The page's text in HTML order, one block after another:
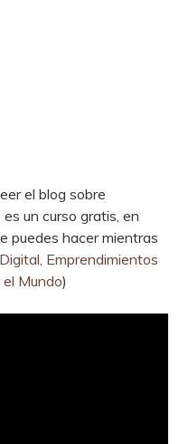
el blog sobre
un curso gratis, en
puedes hacer mientras
Emprendimientos
Mundo)